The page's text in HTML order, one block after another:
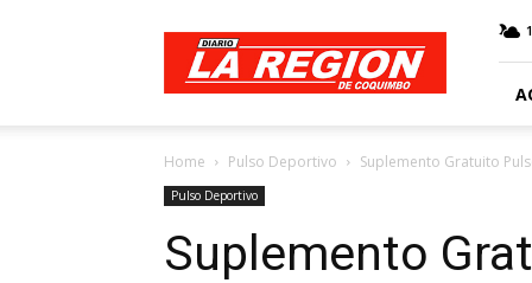
Diario
Región
Home Pulso Deportivo Suplemento Gratuito
Pulso Deportivo
Suplemento